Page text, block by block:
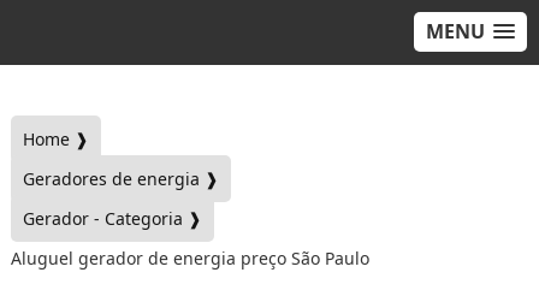
MENU
Home ❱
Geradores de energia ❱
Gerador - Categoria ❱
Aluguel gerador de energia preço São Paulo